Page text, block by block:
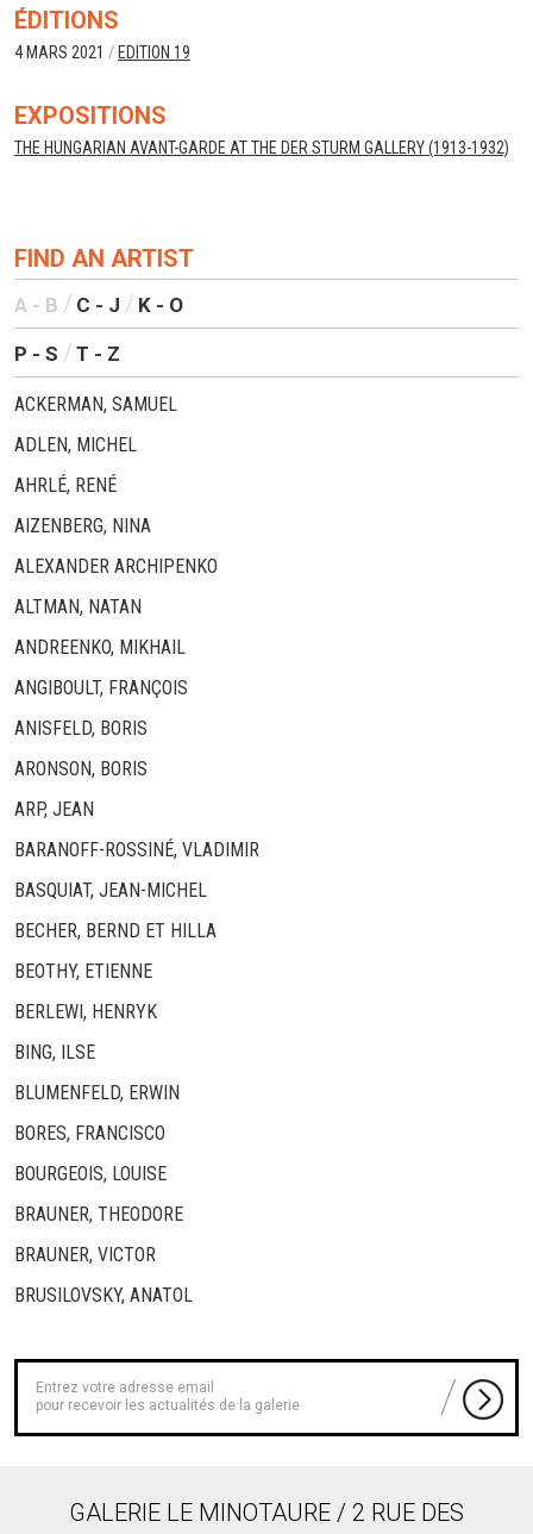
ÉDITIONS
4 MARS 2021 / EDITION 19
EXPOSITIONS
THE HUNGARIAN AVANT-GARDE AT THE DER STURM GALLERY (1913-1932)
FIND AN ARTIST
A - B C - J K - O
P - S T - Z
ACKERMAN, SAMUEL
ADLEN, MICHEL
AHRLÉ, RENÉ
AIZENBERG, NINA
ALEXANDER ARCHIPENKO
ALTMAN, NATAN
ANDREENKO, MIKHAIL
ANGIBOULT, FRANÇOIS
ANISFELD, BORIS
ARONSON, BORIS
ARP, JEAN
BARANOFF-ROSSINÉ, VLADIMIR
BASQUIAT, JEAN-MICHEL
BECHER, BERND ET HILLA
BEOTHY, ETIENNE
BERLEWI, HENRYK
BING, ILSE
BLUMENFELD, ERWIN
BORES, FRANCISCO
BOURGEOIS, LOUISE
BRAUNER, THEODORE
BRAUNER, VICTOR
BRUSILOVSKY, ANATOL
pour recevoir les actualités de la galerie
GALERIE LE MINOTAURE / 2 RUE DES